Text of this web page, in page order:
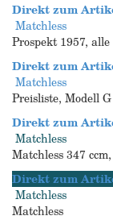
Direkt zum
Matchless
Prospekt 1957,
Direkt zum
Matchless
Preisliste, Modell
Direkt zum
Matchless
Matchless 347
Direkt zum
Matchless
Matchless